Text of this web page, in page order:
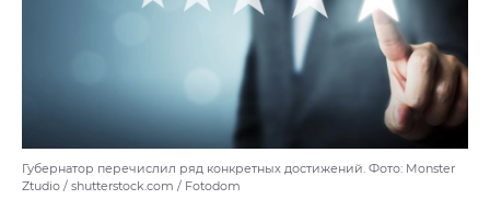
Губернатор перечислил ряд конкретных достижений. Фото: Monster
Ztudio / shutterstock.com / Fotodom